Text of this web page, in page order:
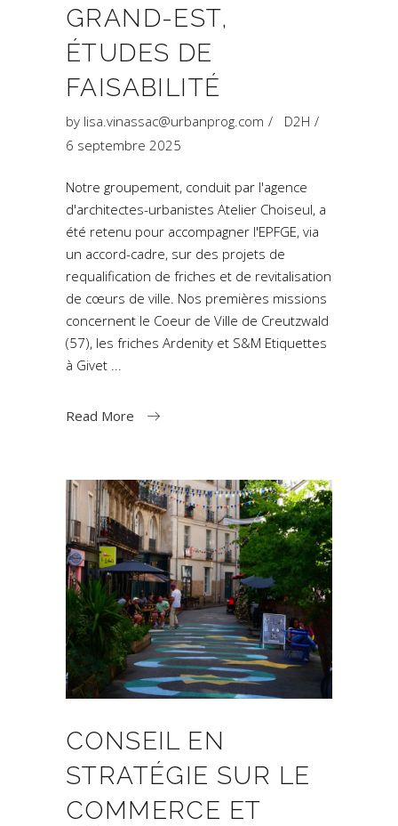
GRAND-EST,
ÉTUDES DE
FAISABILITÉ
by lisa.vinassac@urbanprog.com
D2H
6 septembre 2025
Notre groupement, conduit par l'agence
d'architectes-urbanistes Atelier Choiseul, a
été retenu pour accompagner l'EPFGE, via
un accord-cadre, sur des projets de
requalification de friches et de revitalisation
de cœurs de ville. Nos premières missions
concernent le Coeur de Ville de Creutzwald
(57), les friches Ardenity et S&M Etiquettes
à Givet
Read More
CONSEIL EN
STRATÉGIE SUR LE
COMMERCE ET